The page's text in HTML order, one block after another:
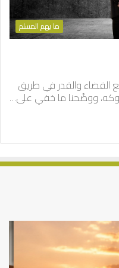
ما يهم المسلم
القضاء والقدر في طريق
ووضّحنا ما خفي على…